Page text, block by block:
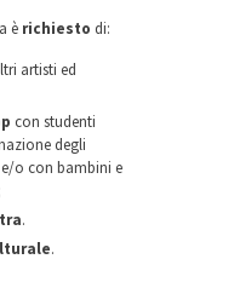
è richiesto di:
artisti ed
con studenti
degli
o con bambini e
.
.